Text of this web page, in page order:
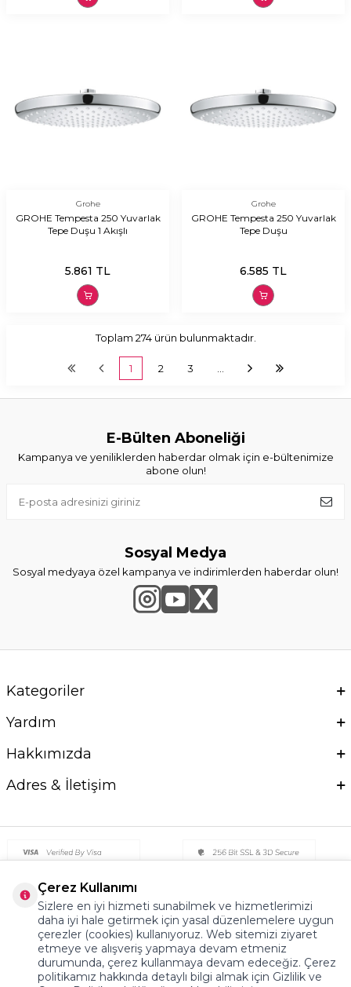
Grohe
GROHE Tempesta 250 Yuvarlak
Tepe Duşu 1 Akışlı
5.861 TL
Grohe
GROHE Tempesta 250 Yuvarlak
Tepe Duşu
6.585 TL
Toplam 274ürün bulunmaktadır.
1 2 3
E-Bülten Aboneliği
Kampanya ve yeniliklerden haberdar olmak için e-bültenimize
abone olun!
Sosyal Medya
Sosyal medyaya özel kampanya ve indirimlerden haberdar olun!
Kategoriler
Yardım
Hakkımızda
Adres & İletişim
Çerez Kullanımı
Sizlere en iyi hizmeti sunabilmek ve hizmetlerimizi
daha iyi hale getirmek için yasal düzenlemelere uygun
çerezler (cookies) kullanıyoruz. Web sitemizi ziyaret
etmeye ve alışveriş yapmaya devam etmeniz
durumunda, çerez kullanmaya devam edeceğiz. Çerez
politikamız hakkında detaylı bilgi almak için Gizlilik ve